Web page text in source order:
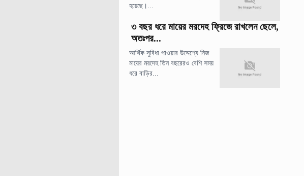
হয়েছে।...
৩ বছর ধরে মায়ের মরদেহ ফ্রিজে রাখলেন ছেলে,
অতঃপর...
আর্থিক সুবিধা পাওয়ার উদ্দেশ্যে নিজ
মায়ের মরদেহ তিন বছরেরও বেশি সময়
ধরে বাড়ির...